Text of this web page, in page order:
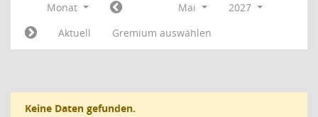
Monat Mai
2027
Aktuell
Gremium auswählen
Keine Daten gefunden.